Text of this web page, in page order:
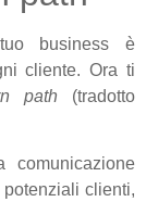
business è
cliente. Ora ti
path (tradotto
clienti,